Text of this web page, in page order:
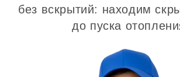
Ремонт крупно бытовой техники
Ремонт цифровой техники
без вскрытий: находим
до пуска